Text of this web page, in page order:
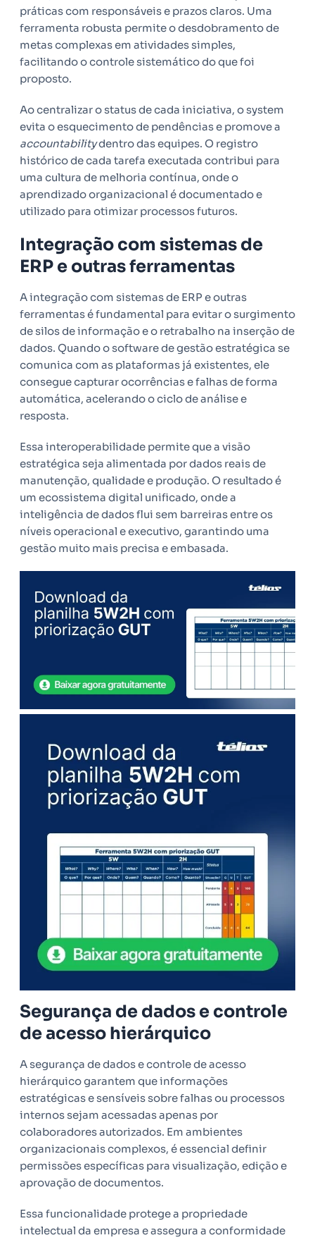
práticas com responsáveis e prazos claros. Uma
ferramenta robusta permite o desdobramento de
metas complexas em atividades simples,
facilitando o controle sistemático do que foi
proposto.
Ao centralizar o status de cada iniciativa, o system
evita o esquecimento de pendências e promove a
accountabilitydentro das equipes. O registro
histórico de cada tarefa executada contribui para
uma cultura de melhoria contínua, onde o
aprendizado organizacional é documentado e
utilizado para otimizar processos futuros.
Integração com sistemas de
ERP e outras ferramentas
A integração com sistemas de ERP e outras
ferramentas é fundamental para evitar o surgimento
de silos de informação e o retrabalho na inserção de
dados. Quando o software de gestão estratégica se
comunica com as plataformas já existentes, ele
consegue capturar ocorrências e falhas de forma
automática, acelerando o ciclo de análise e
resposta.
Essa interoperabilidade permite que a visão
estratégica seja alimentada por dados reais de
manutenção, qualidade e produção. O resultado é
um ecossistema digital unificado, onde a
inteligência de dados flui sem barreiras entre os
níveis operacional e executivo, garantindo uma
gestão muito mais precisa e embasada.
Segurança de dados e controle
de acesso hierárquico
A segurança de dados e controle de acesso
hierárquico garantem que informações
estratégicas e sensíveis sobre falhas ou processos
internos sejam acessadas apenas por
colaboradores autorizados. Em ambientes
organizacionais complexos, é essencial definir
permissões específicas para visualização, edição e
aprovação de documentos.
Essa funcionalidade protege a propriedade
intelectual da empresa e assegura a conformidade